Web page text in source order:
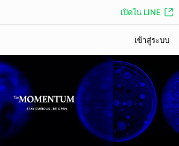
เปิดใน LINE
เข้าสู่ระบบ